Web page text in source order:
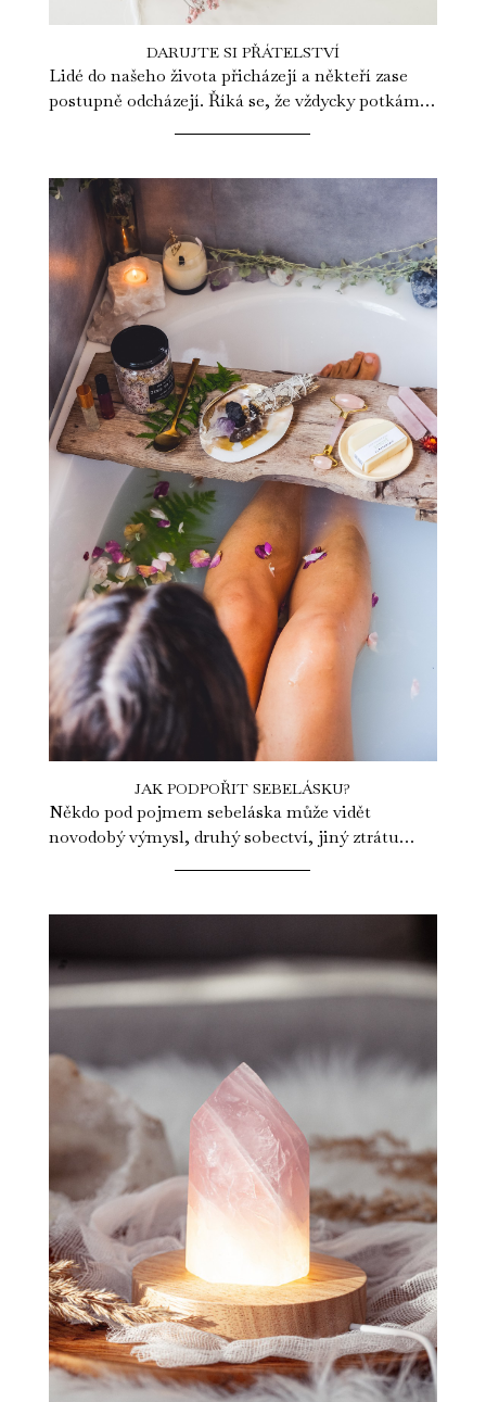
DARUJTE SI PŘÁTELSTVÍ
Lidé do našeho života přicházejí a někteří zase
postupně odcházejí. Říká se, že vždycky potkáme
JAK PODPOŘIT SEBELÁSKU?
Někdo pod pojmem sebeláska může vidět
novodobý výmysl, druhý sobectví, jiný ztrátu